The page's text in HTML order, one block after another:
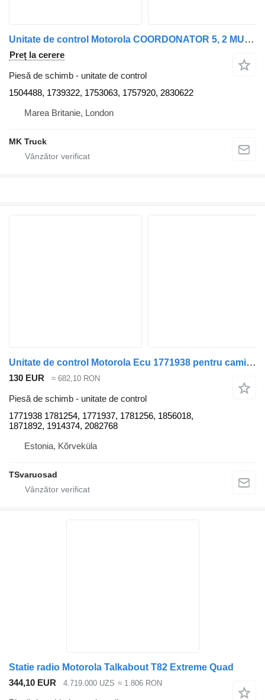
Unitate de control Motorola COORDONATOR 5, 2 MUFE 1504488 pentru camion Scania
Preț la cerere
Piesă de schimb - unitate de control
1504488, 1739322, 1753063, 1757920, 2830622
Marea Britanie, London
MK Truck
Unitate de control Motorola Ecu 1771938 pentru camion Scania P230
130 EUR ≈ 682,10 RON
Piesă de schimb - unitate de control
1771938 1781254, 1771937, 1781256, 1856018,
1871892, 1914374, 2082768
Estonia, Kõrveküla
TSvaruosad
Statie radio Motorola Talkabout T82 Extreme Quad
344,10 EUR
4.719.000 UZS ≈ 1.806 RON